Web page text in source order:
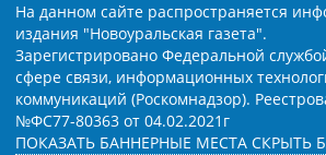
На данном сайте распространяется
издания "Новоуральская газета".
Зарегистрировано Федеральной
сфере связи, информационных
коммуникаций (Роскомнадзор).
№ФС77-80363 от 04.02.2021г
ПОКАЗАТЬ БАННЕРНЫЕ МЕСТА СКРЫТЬ